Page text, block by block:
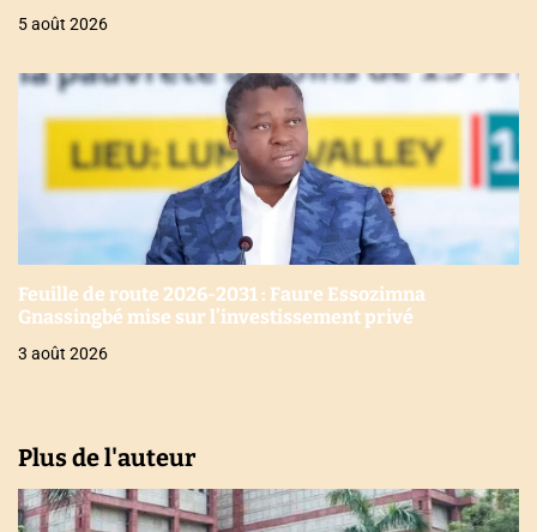
5 août 2026
Feuille de route 2026-2031 : Faure Essozimna
Gnassingbé mise sur l’investissement privé
3 août 2026
Plus de l'auteur